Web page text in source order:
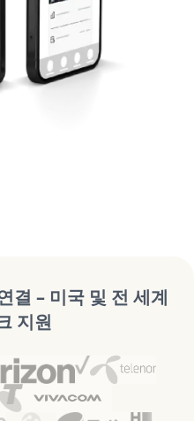
결 – 미국 및 전 세계
지원